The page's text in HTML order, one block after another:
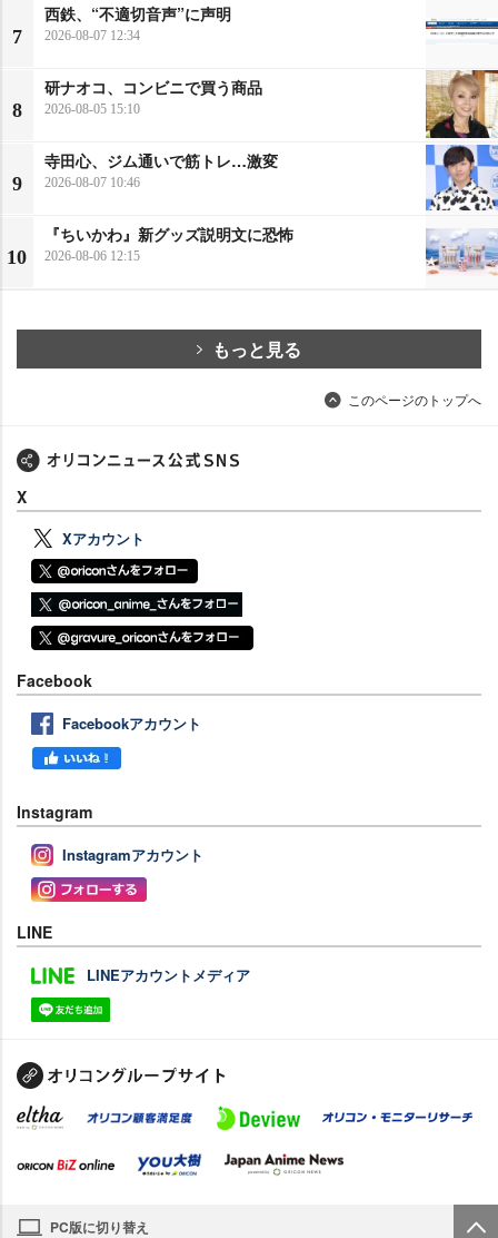
7
西鉄、“不適切音声”に声明
2026-08-07 12:34
8
研ナオコ、コンビニで買う商品
2026-08-05 15:10
9
寺田心、ジム通いで筋トレ…激変
2026-08-07 10:46
10
『ちいかわ』新グッズ説明文に恐怖
2026-08-06 12:15
もっと見る
このページのトップへ
X
Xアカウント
Facebook
Facebookアカウント
Instagram
Instagramアカウント
LINE
LINEアカウントメディア
PC版に切り替え